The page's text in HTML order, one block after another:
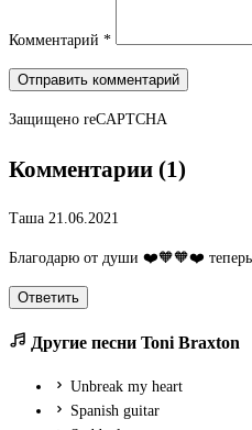
Комментарий *
Отправить комментарий
Защищено reCAPTCHA
Комментарии (1)
Таша 21.06.2021
Благодарю от души ❤️🧡🧡❤️ теперь
Ответить
Другие песни Toni Braxton
Unbreak my heart
Spanish guitar